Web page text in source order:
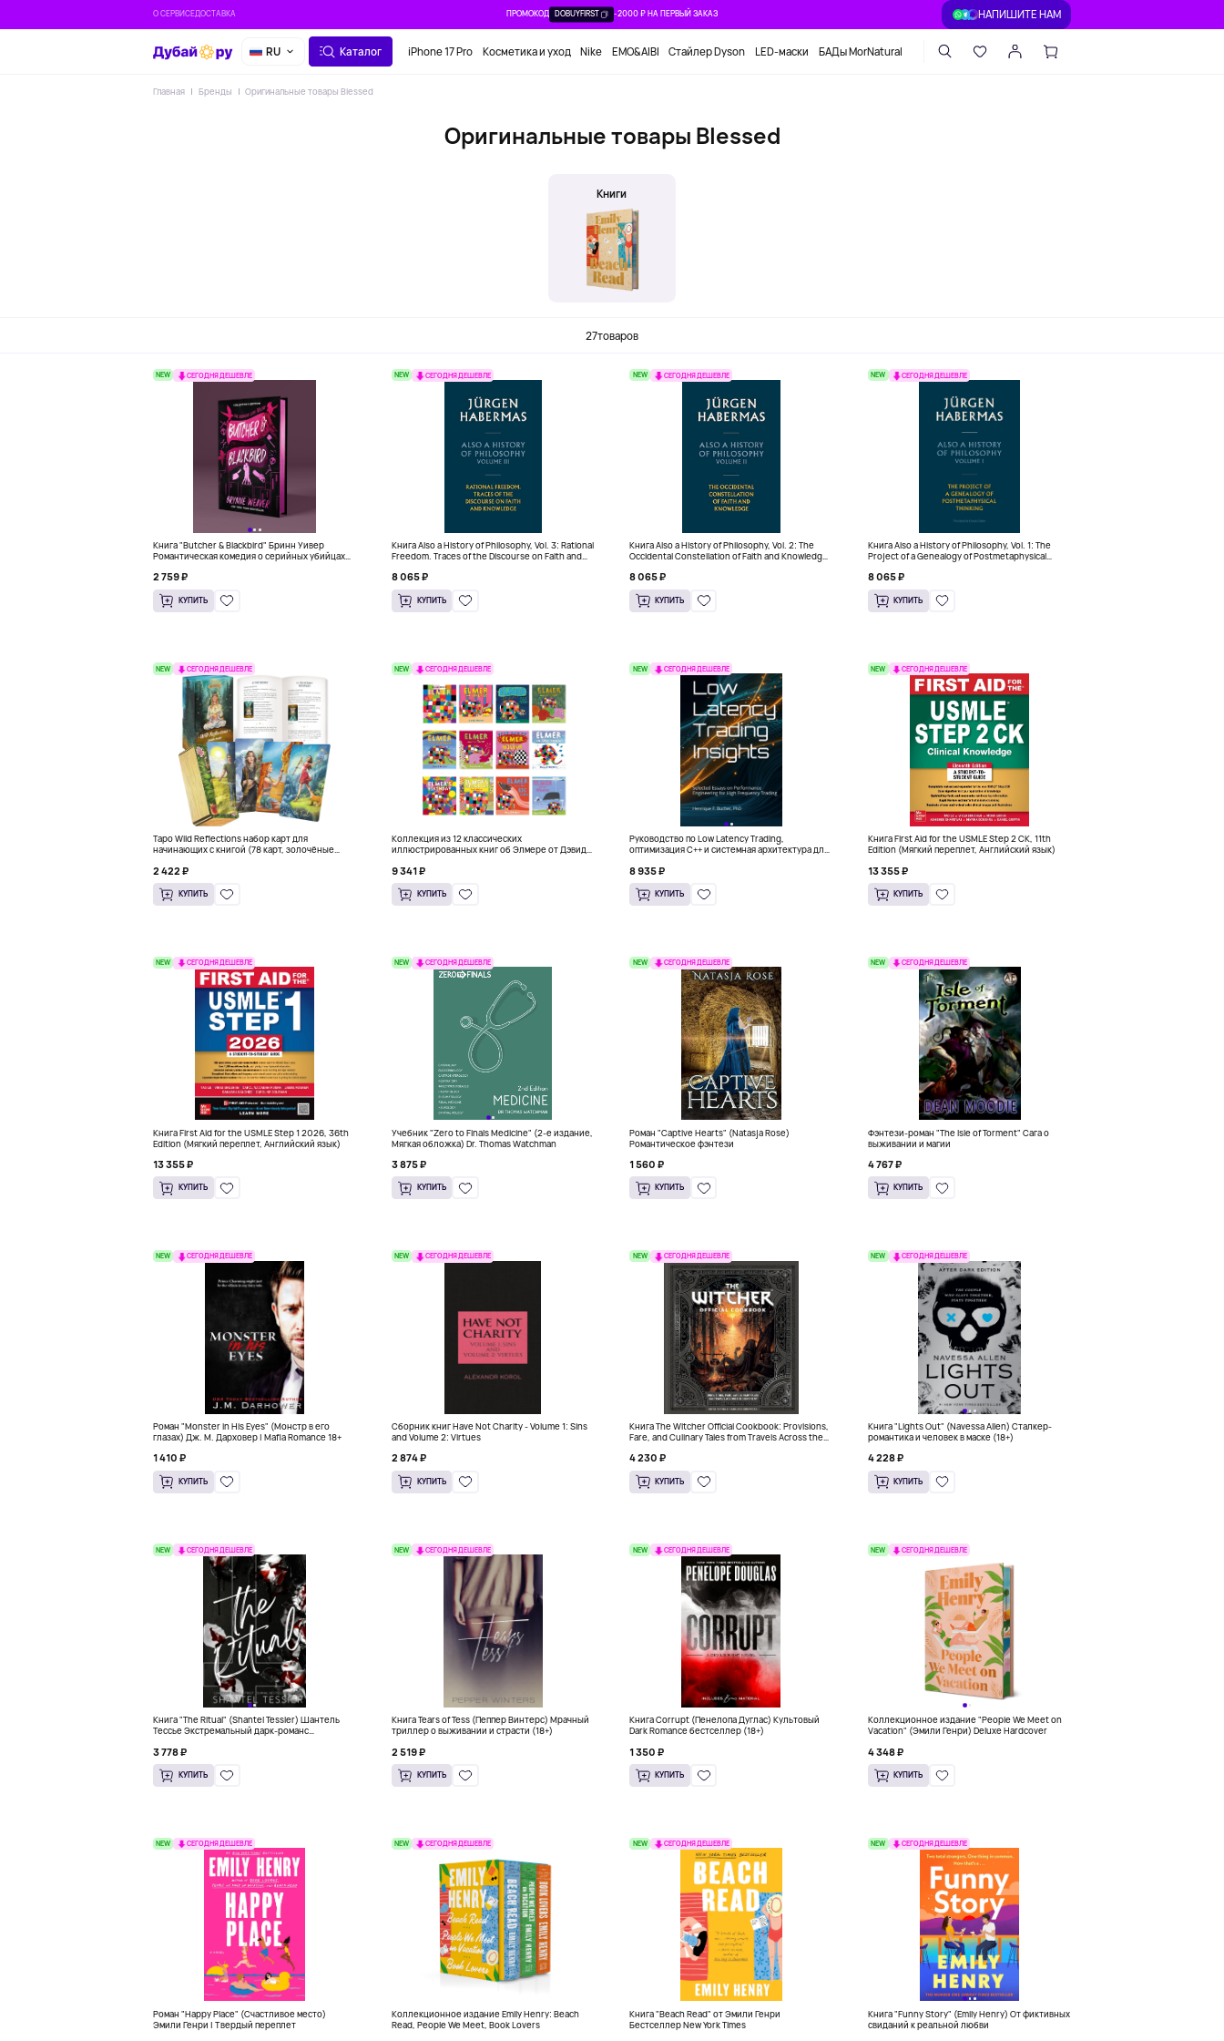
О СЕРВИСЕДОСТАВКА ПРОМОКОД DOBUYFIRST -2000 ₽ НА ПЕРВЫЙ ЗАКАЗ НАПИШИТЕ НАМ
RU Каталог iPhone 17 Pro Косметика и уход Nike EMO&AIBI Стайлер Dyson LED-маски БАДы MorNatural
Главная Бренды Оригинальные товары Blessed
Оригинальные товары Blessed
Книги
27товаров
NEW СЕГОДНЯ ДЕШЕВЛЕ
Книга "Butcher & Blackbird" Бринн Уивер
Романтическая комедия о серийных убийцах
2 759 ₽
КУПИТЬ
NEW СЕГОДНЯ ДЕШЕВЛЕ
Книга Also a History of Philosophy, Vol. 3: Rational
Freedom. Traces of the Discourse on Faith and
8 065 ₽
КУПИТЬ
NEW СЕГОДНЯ ДЕШЕВЛЕ
Книга Also a History of Philosophy, Vol. 2: The
Occidental Constellation of Faith and Knowledge
8 065 ₽
КУПИТЬ
NEW СЕГОДНЯ ДЕШЕВЛЕ
Книга Also a History of Philosophy, Vol. 1: The
Project of a Genealogy of Postmetaphysical
8 065 ₽
КУПИТЬ
NEW СЕГОДНЯ ДЕШЕВЛЕ
Таро Wild Reflections набор карт для
начинающих с книгой (78 карт, золочёные
2 422 ₽
КУПИТЬ
NEW СЕГОДНЯ ДЕШЕВЛЕ
Коллекция из 12 классических
иллюстрированных книг об Элмере от Дэвида
9 341 ₽
КУПИТЬ
NEW СЕГОДНЯ ДЕШЕВЛЕ
Руководство по Low Latency Trading,
оптимизация C++ и системная архитектура для
8 935 ₽
КУПИТЬ
NEW СЕГОДНЯ ДЕШЕВЛЕ
Книга First Aid for the USMLE Step 2 CK, 11th
Edition (Мягкий переплет, Английский язык)
13 355 ₽
КУПИТЬ
NEW СЕГОДНЯ ДЕШЕВЛЕ
Книга First Aid for the USMLE Step 1 2026, 36th
Edition (Мягкий переплет, Английский язык)
13 355 ₽
КУПИТЬ
NEW СЕГОДНЯ ДЕШЕВЛЕ
Учебник "Zero to Finals Medicine" (2-е издание,
Мягкая обложка) Dr. Thomas Watchman
3 875 ₽
КУПИТЬ
NEW СЕГОДНЯ ДЕШЕВЛЕ
Роман "Captive Hearts" (Natasja Rose)
Романтическое фэнтези
1 560 ₽
КУПИТЬ
NEW СЕГОДНЯ ДЕШЕВЛЕ
Фэнтези-роман "The Isle of Torment" Сага о
выживании и магии
4 767 ₽
КУПИТЬ
NEW СЕГОДНЯ ДЕШЕВЛЕ
Роман "Monster in His Eyes" (Монстр в его
глазах) Дж. М. Дарховер | Mafia Romance 18+
1 410 ₽
КУПИТЬ
NEW СЕГОДНЯ ДЕШЕВЛЕ
Сборник книг Have Not Charity - Volume 1: Sins
and Volume 2: Virtues
2 874 ₽
КУПИТЬ
NEW СЕГОДНЯ ДЕШЕВЛЕ
Книга The Witcher Official Cookbook: Provisions,
Fare, and Culinary Tales from Travels Across the
4 230 ₽
КУПИТЬ
NEW СЕГОДНЯ ДЕШЕВЛЕ
Книга "Lights Out" (Navessa Allen) Сталкер-
романтика и человек в маске (18+)
4 228 ₽
КУПИТЬ
NEW СЕГОДНЯ ДЕШЕВЛЕ
Книга "The Ritual" (Shantel Tessier) Шантель
Тессье Экстремальный дарк-романс
3 778 ₽
КУПИТЬ
NEW СЕГОДНЯ ДЕШЕВЛЕ
Книга Tears of Tess (Пеппер Винтерс) Мрачный
триллер о выживании и страсти (18+)
2 519 ₽
КУПИТЬ
NEW СЕГОДНЯ ДЕШЕВЛЕ
Книга Corrupt (Пенелопа Дуглас) Культовый
Dark Romance бестселлер (18+)
1 350 ₽
КУПИТЬ
NEW СЕГОДНЯ ДЕШЕВЛЕ
Коллекционное издание "People We Meet on
Vacation" (Эмили Генри) Deluxe Hardcover
4 348 ₽
КУПИТЬ
NEW СЕГОДНЯ ДЕШЕВЛЕ
Роман "Happy Place" (Счастливое место)
Эмили Генри | Твердый переплет
NEW СЕГОДНЯ ДЕШЕВЛЕ
Коллекционное издание Emily Henry: Beach
Read, People We Meet, Book Lovers
NEW СЕГОДНЯ ДЕШЕВЛЕ
Книга "Beach Read" от Эмили Генри
Бестселлер New York Times
NEW СЕГОДНЯ ДЕШЕВЛЕ
Книга "Funny Story" (Emily Henry) От фиктивных
свиданий к реальной любви